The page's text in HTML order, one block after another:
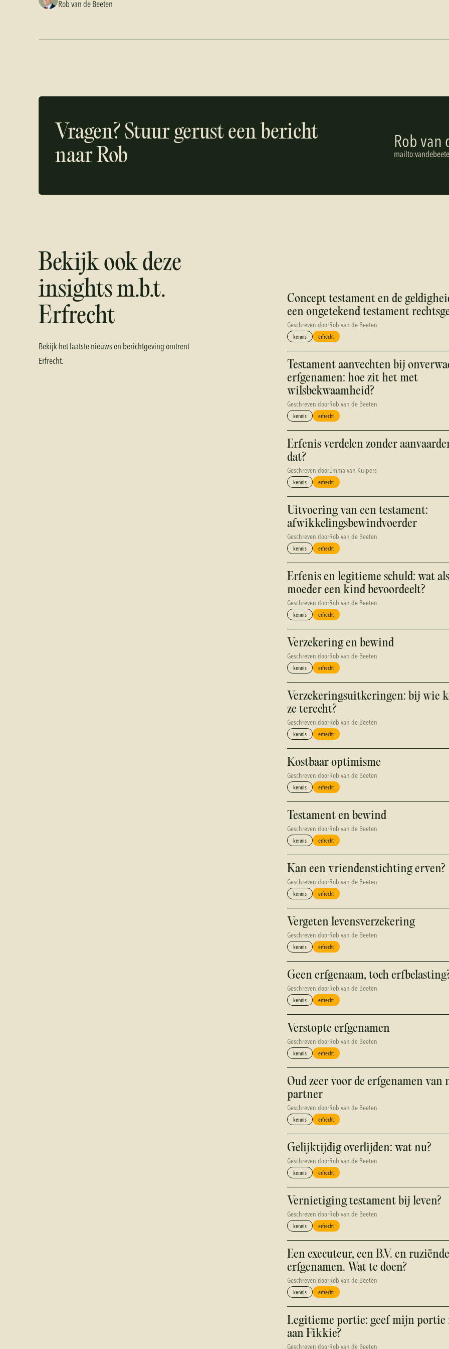
Rob van de Beeten
Vragen? Stuur gerust een bericht
naarRob
Rob van
mailto:vandebeet
Bekijk ook deze
insights m.b.t.
Erfrecht
Bekijk het laatste nieuws en berichtgeving omtrent
Erfrecht.
Concept testament en de
een ongetekend testament
Geschreven doorRob van de Beeten
kennis erfrecht
Testament aanvechten bij
erfgenamen: hoe zit het met
wilsbekwaamheid?
Geschreven doorRob van de Beeten
kennis erfrecht
Erfenis verdelen zonder
dat?
Geschreven doorEmma van Kuipers
kennis erfrecht
Uitvoering van een testament:
afwikkelingsbewindvoerder
Geschreven doorRob van de Beeten
kennis erfrecht
Erfenis en legitieme schuld: wat als
moeder een kind bevoordeelt?
Geschreven doorRob van de Beeten
kennis erfrecht
Verzekering en bewind
Geschreven doorRob van de Beeten
kennis erfrecht
Verzekeringsuitkeringen: bij wie
ze terecht?
Geschreven doorRob van de Beeten
kennis erfrecht
Kostbaar optimisme
Geschreven doorRob van de Beeten
kennis erfrecht
Testament en bewind
Geschreven doorRob van de Beeten
kennis erfrecht
Kan een vriendenstichting erven?
Geschreven doorRob van de Beeten
kennis erfrecht
Vergeten levensverzekering
Geschreven doorRob van de Beeten
kennis erfrecht
Geen erfgenaam, toch
Geschreven doorRob van de Beeten
kennis erfrecht
Verstopte erfgenamen
Geschreven doorRob van de Beeten
kennis erfrecht
Oud zeer voor de erfgenamen van
partner
Geschreven doorRob van de Beeten
kennis erfrecht
Gelijktijdig overlijden: wat nu?
Geschreven doorRob van de Beeten
kennis erfrecht
Vernietiging testament bij leven?
Geschreven doorRob van de Beeten
kennis erfrecht
Een executeur, een B.V. en ruziënde
erfgenamen. Wat te doen?
Geschreven doorRob van de Beeten
kennis erfrecht
Legitieme portie: geef mijn portie
aan Fikkie?
Geschreven doorRob van de Beeten